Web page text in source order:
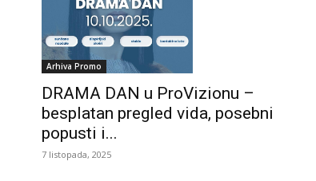
Arhiva Promo
DRAMA DAN u ProVizionu –
besplatan pregled vida, posebni
popusti i...
7 listopada, 2025